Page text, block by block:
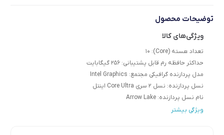
توضیحات محصول
تعداد هسته (Core):
10
حداکثر حافظه رم قابل پشتیبانی: 256 گیگابایت
مدل پردازنده گرافیکی مجتمع: Intel Graphics
نسل پردازنده: نسل 2 سری Core Ultra اینتل
نام نسل پردازنده: Arrow Lake
ویژگی بیشتر